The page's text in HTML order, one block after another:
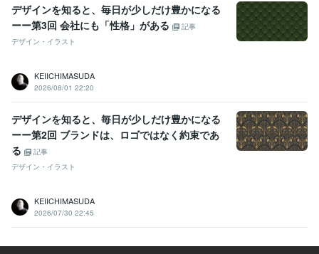
デザインを知ると、毎日が少しだけ豊かになる
ーー第3回 会社にも「性格」がある
記事
デザイン・イラスト
KEIICHIMASUDA
2026/08/01 22:20
デザインを知ると、毎日が少しだけ豊かになる
ーー第2回 ブランドは、ロゴではなく約束であ
る
記事
デザイン・イラスト
KEIICHIMASUDA
2026/07/30 22:45